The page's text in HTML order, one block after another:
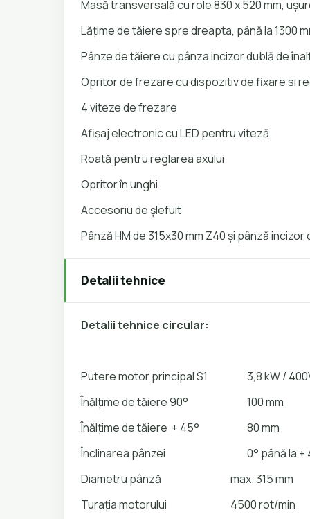
Masă transversală cu role 830 x 520 mm,
Lățime de tăiere spre dreapta, până la 1300
Pânze de tăiere cu pânza incizor dublă de
Opritor de frezare cu dispozitiv de fixare si
4 viteze de frezare
Afișaj electronic cu LED pentru viteză
Roată pentru reglarea axului
Opritor în unghi
Accesoriu de șlefuit
Pânză HM de 315x30 mm Z40 și pânză incizor
Detalii tehnice
Detalii tehnice circular:
Putere motor principal S1
3,8 kW /
Înălțime de tăiere 90°
100 mm
Înălțime de tăiere + 45°
80 mm
Înclinarea pânzei
0° până la +
Diametru pânză
max. 315 mm
Turația motorului
4500 rot/min